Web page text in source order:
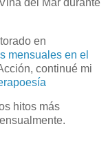
en
mensuales en el
continué mi
hitos más